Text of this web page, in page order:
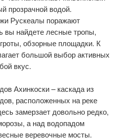
прозрачной водой.
Рускеалы поражают
вы найдете лесные тропы,
обзорные площадки. К
большой выбор активных
вкус.
Ахинкоски – каскада из
расположенных на реке
замерзает довольно редко,
а над водопадом
веревочные мосты.